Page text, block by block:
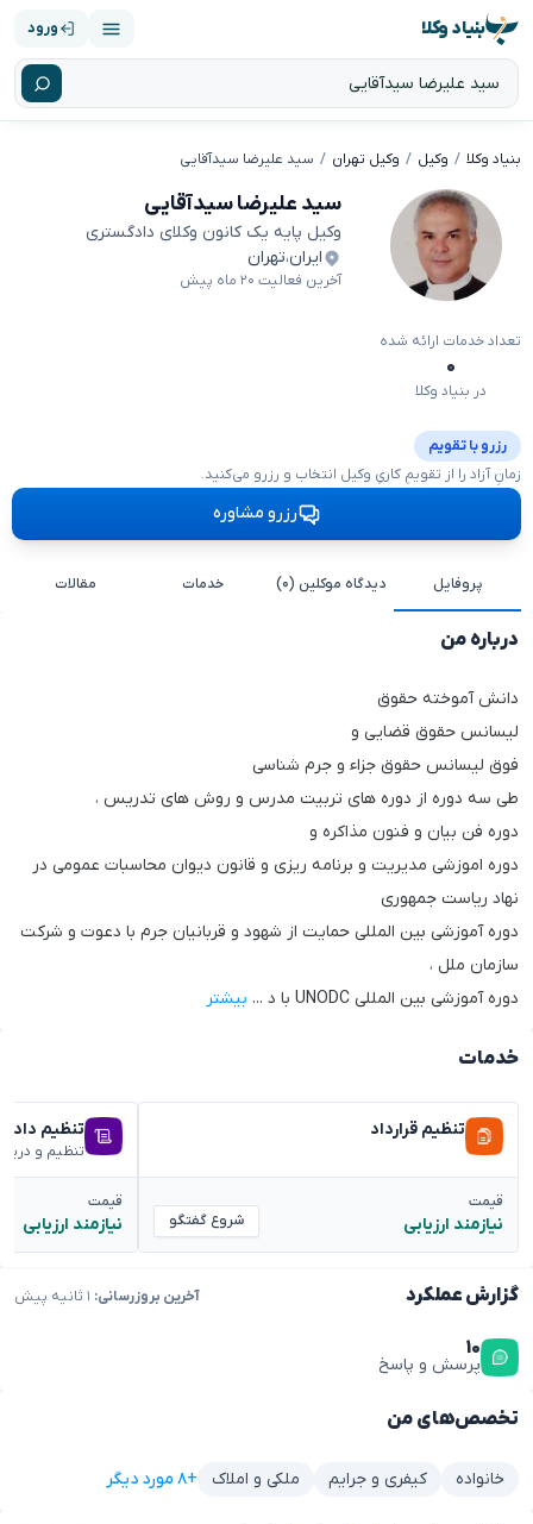
بنیاد وکلا ورود
بنیاد وکلا وکیل وکیل تهران سید علیرضا سیدآقایی
سید علیرضا سیدآقایی
وکیل پایه یک کانون وکلای دادگستری
ایران،تهران
آخرین فعالیت ۲۰ ماه پیش
تعداد خدمات ارائه شده
۰
در بنیاد وکلا
رزرو با تقویم
زمانِ آزاد را از تقویمِ کاریِ وکیل انتخاب و رزرو می‌کنید.
رزرو مشاوره
پروفایل دیدگاه موکلین (۰) خدمات مقالات
درباره من
دانش آموخته حقوق
لیسانس حقوق قضایی و
فوق لیسانس حقوق جزاء و جرم شناسی
طی سه دوره از دوره های تربیت مدرس و روش های تدریس ،
دوره فن بیان و فنون مذاکره و
دوره اموزشی مدیریت و برنامه ریزی و قانون دیوان محاسبات عمومی در
نهاد ریاست جمهوری
دوره آموزشی بین المللی حمایت از شهود و قربانیان جرم با دعوت و شرکت
سازمان ملل ،
دوره آموزشی بین المللی UNODC با د
... بیشتر
گزارش عملکرد آخرین بروزرسانی:
۱۰
پرسش و پاسخ
تخصص‌های من
خانواده کیفری و جرایم ملکی و املاک +۸ مورد دیگر
خدمات
تنظیم قرارداد
قیمت
نیازمند ارزیابی شروع گفتگو
تنظیم
تنظیم و
قیمت
نیازمند ارزیابی